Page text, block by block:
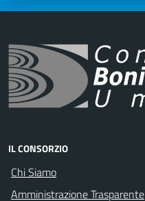
IL CONSORZIO
Chi Siamo
Amministrazione Trasparente